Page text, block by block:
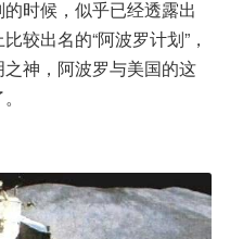
时候，似乎已经透露出
较出名的“阿波罗计划”，
神，阿波罗与美国的这